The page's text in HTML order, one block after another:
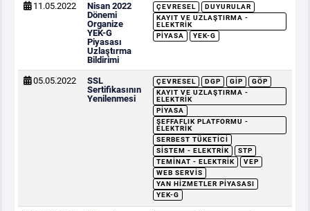
11.05.2022
Nisan 2022
Dönemi
Organize
YEK-G
Piyasası
Uzlaştırma
Bildirimi
ÇEVRESEL
DUYURULAR
KAYIT VE UZLAŞTIRMA -
ELEKTRIK
PIYASA
YEK-G
05.05.2022
SSL
Sertifikasının
Yenilenmesi
ÇEVRESEL DGP GİP
GÖP
KAYIT VE UZLAŞTIRMA -
ELEKTRIK
PIYASA
ŞEFFAFLIK PLATFORMU -
ELEKTRIK
SERBEST TÜKETICI
SISTEM - ELEKTRIK
STP
TEMINAT - ELEKTRIK
VEP
WEB SERVIS
YAN HIZMETLER PIYASASI
YEK-G